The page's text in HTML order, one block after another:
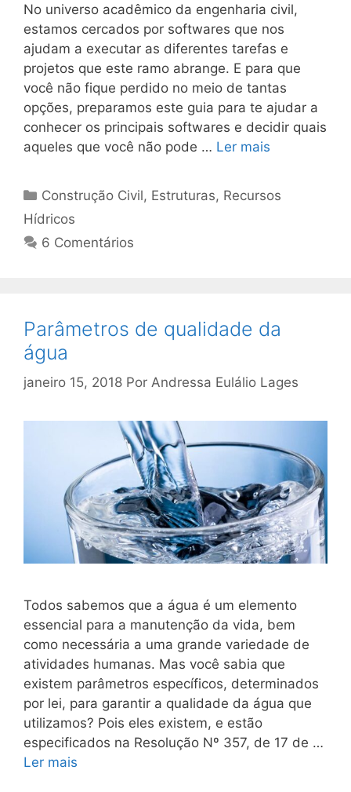
No universo acadêmico da engenharia civil,
estamos cercados por softwares que nos
ajudam a executar as diferentes tarefas e
projetos que este ramo abrange. E para que
você não fique perdido no meio de tantas
opções, preparamos este guia para te ajudar a
conhecer os principais softwares e decidir quais
aqueles que você não pode … Ler mais
Construção Civil, Estruturas, Recursos
Hídricos
6 Comentários
Parâmetros de qualidade da
água
janeiro 15, 2018 Por Andressa Eulálio Lages
Todos sabemos que a água é um elemento
essencial para a manutenção da vida, bem
como necessária a uma grande variedade de
atividades humanas. Mas você sabia que
existem parâmetros específicos, determinados
por lei, para garantir a qualidade da água que
utilizamos? Pois eles existem, e estão
especificados na Resolução Nº 357, de 17 de …
Ler mais